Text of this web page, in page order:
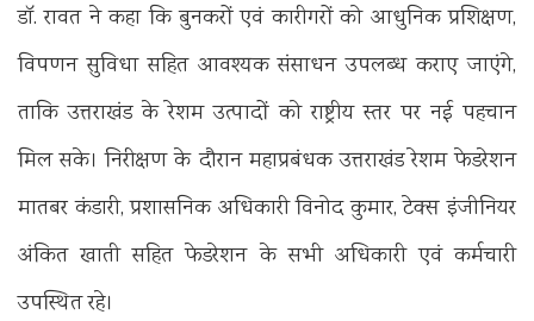
डॉ. रावत ने कहा कि बुनकरों एवं कारीगरों को आधुनिक प्रशिक्षण,
विपणन सुविधा सहित आवश्यक संसाधन उपलब्ध कराए जाएंगे,
ताकि उत्तराखंड के रेशम उत्पादों को राष्ट्रीय स्तर पर नई पहचान
मिल सके।निरीक्षण के दौरान महाप्रबंधक उत्तराखंड रेशम फेडरेशन
मातबर कंडारी, प्रशासनिक अधिकारी विनोद कुमार, टेक्स इंजीनियर
अंकित खाती सहित फेडरेशन के सभी अधिकारी एवं कर्मचारी
उपस्थित रहे।